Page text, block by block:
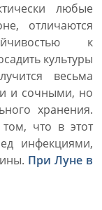
любые
отличаются
к
культуры
весьма
и сочными, но
хранения.
что в этот
инфекциями,
При Луне в